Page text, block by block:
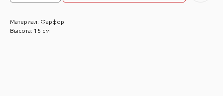
Материал: Фарфор
Высота: 15 см